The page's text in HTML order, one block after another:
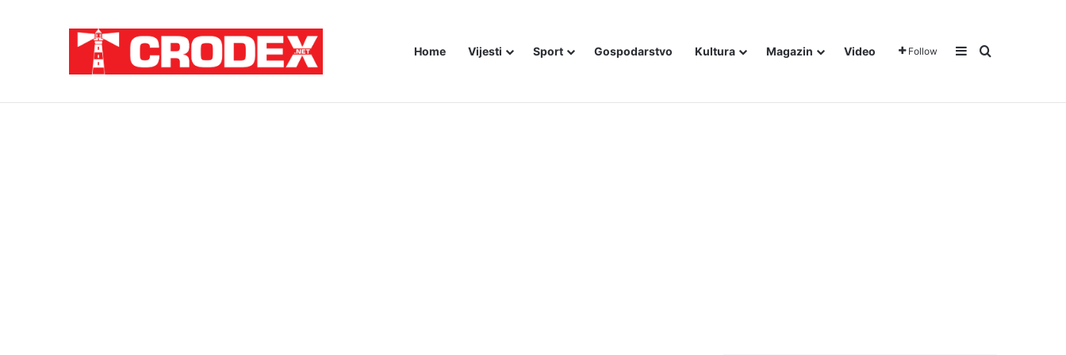
Home Vijesti Sport Gospodarstvo Kultura Magazin Video Follow Sidebar
Traži
Breaking News ZATAJENA ULOGA HVO-a U “OLUJI”